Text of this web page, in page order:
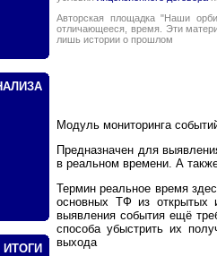
Авторская площадка "Наши
отличающееся, время. Эти
лишь истории о прошлом
Модуль мониторинга
Предназначен для
в реальном времени. А
Термин реальное время
основных ТФ из открытых
выявления события ещё
способа убыстрить их
выхода